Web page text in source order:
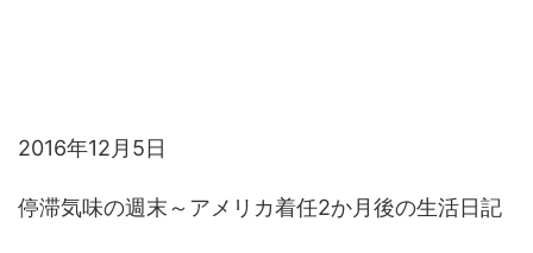
2016年12月5日
停滞気味の週末～アメリカ着任2か月後の生活日記